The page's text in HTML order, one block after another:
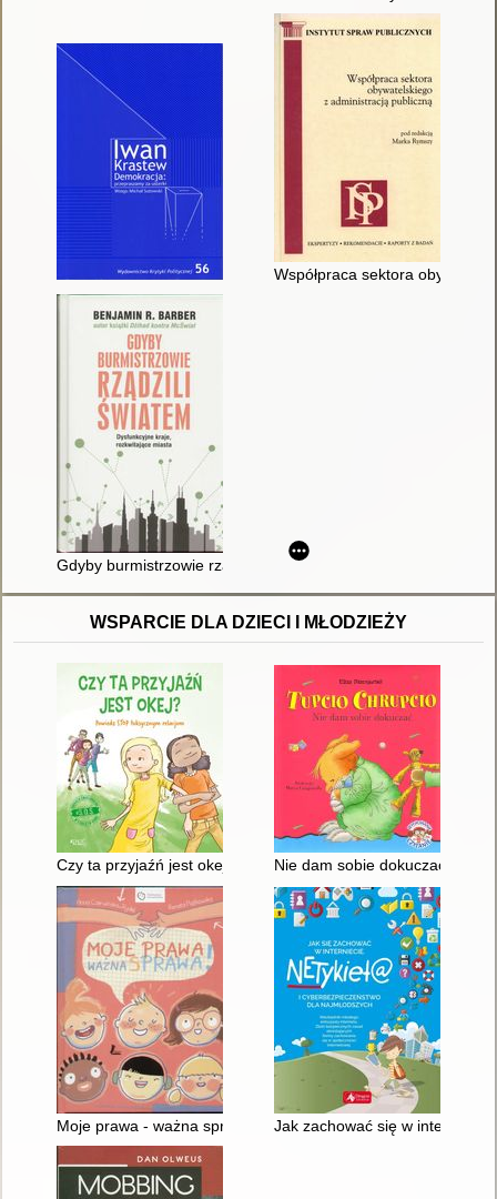
Współpraca sektora
Gdyby burmistrzowie rządzili światem : dysfunkcyjne kraje,
WSPARCIE DLA DZIECI I MŁODZIEŻY
Czy ta przyjaźń jest okej? : powiedz stop toksycznym relacjom
Nie dam sobie dokuczać
Moje prawa - ważna sprawa! Jak zachować się w internecie